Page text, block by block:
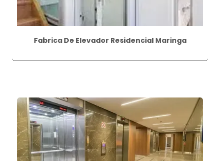
Fabrica De Elevador Residencial Maringa